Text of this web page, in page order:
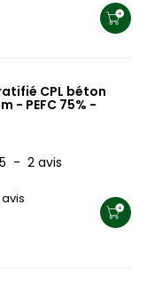
CPL béton
- PEFC 75% -
5 - 2 avis